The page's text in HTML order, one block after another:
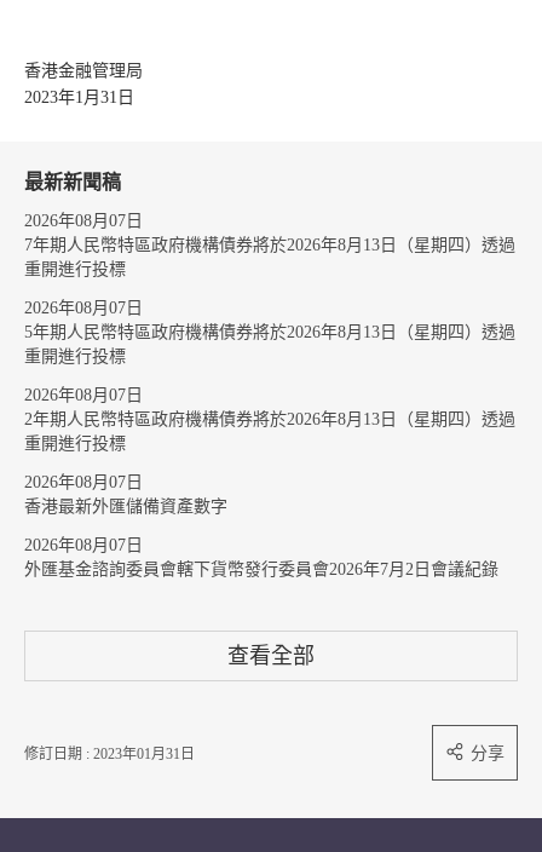
香港金融管理局
2023年1月31日
最新新聞稿
2026年08月07日
7年期人民幣特區政府機構債券將於2026年8月13日（星期四）透過
重開進行投標
2026年08月07日
5年期人民幣特區政府機構債券將於2026年8月13日（星期四）透過
重開進行投標
2026年08月07日
2年期人民幣特區政府機構債券將於2026年8月13日（星期四）透過
重開進行投標
2026年08月07日
香港最新外匯儲備資產數字
2026年08月07日
外匯基金諮詢委員會轄下貨幣發行委員會2026年7月2日會議紀錄
查看全部
修訂日期 : 2023年01月31日 分享